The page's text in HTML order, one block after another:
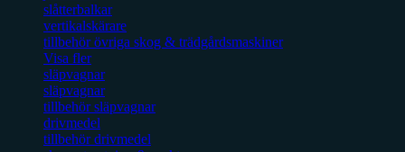
slåtterbalkar
vertikalskärare
tillbehör övriga skog & trädgårdsmaskiner
Visa fler
släpvagnar
släpvagnar
tillbehör släpvagnar
drivmedel
tillbehör drivmedel